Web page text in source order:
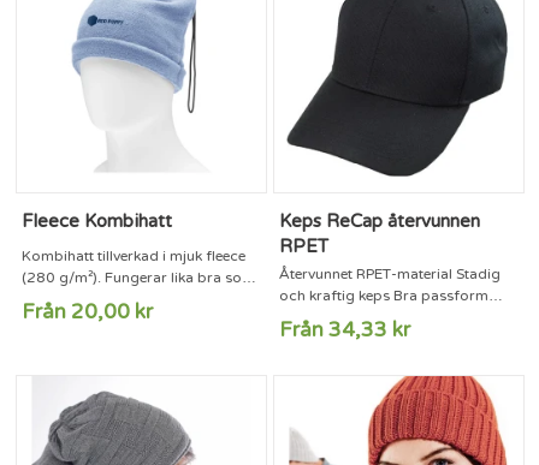
Fleece Kombihatt
Kombihatt tillverkad i mjuk fleece
(280 g/m²). Fungerar lika bra som
mössa som halsduk!
Från 20,00 kr
Keps ReCap återvunnen
RPET
Återvunnet RPET-material Stadig
och kraftig keps Bra passform
Stygn på skärmen Material - 100%
RPET Spänne - Kardborre Storlek -
Från 34,33 kr